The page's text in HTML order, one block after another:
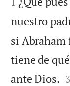
nuestro
si Abraham
tiene de
ante Dios. 
3